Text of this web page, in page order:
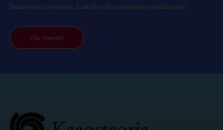
lisäämisestä eloomme. Laita koodia viereisestä painikkeesta!
Ota yhteyttä!